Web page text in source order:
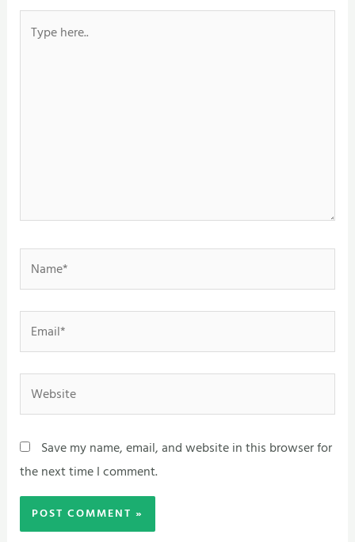
here..
Name*
Email*
Website
Save my name, email, and website in this browser for
the next time I comment.